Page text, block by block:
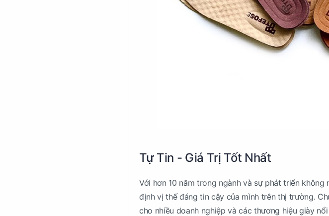
Tự Tin - Giá Trị Tốt Nhất
Với hơn 10 năm trong ngành và sự phát triển không
định vị thế đáng tin cậy của mình trên thị trường.
cho nhiều doanh nghiệp và các thương hiệu giày